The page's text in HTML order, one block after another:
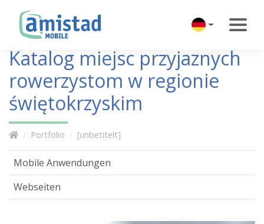
Katalog miejsc przyjaznych
rowerzystom w regionie
świętokrzyskim
Portfolio [unbetitelt]
Mobile Anwendungen
Webseiten